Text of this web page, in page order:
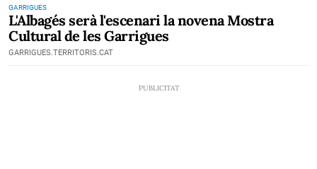
GARRIGUES
L'Albagés serà l'escenari la novena Mostra
Cultural de les Garrigues
GARRIGUES.TERRITORIS.CAT